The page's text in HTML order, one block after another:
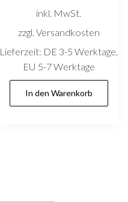
inkl. MwSt.
zzgl. Versandkosten
Lieferzeit: DE 3-5 Werktage,
EU 5-7 Werktage
In den Warenkorb